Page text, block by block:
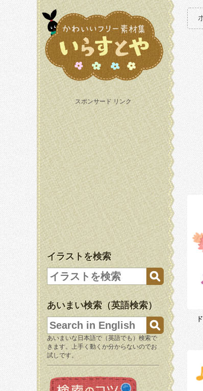
スポンサード リンク
イラストを検索
あいまい検索（英語検索）
あいまいな日本語で（英語でも）検索で
きます。上手く動くか分からないのでお
試しです。